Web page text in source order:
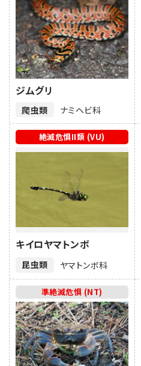
爬虫類
ジムグリ
ナミヘビ科
昆虫類
キイロヤマトンボ
ヤマトンボ科
絶滅危惧II類 (VU)
準絶滅危惧 (NT)